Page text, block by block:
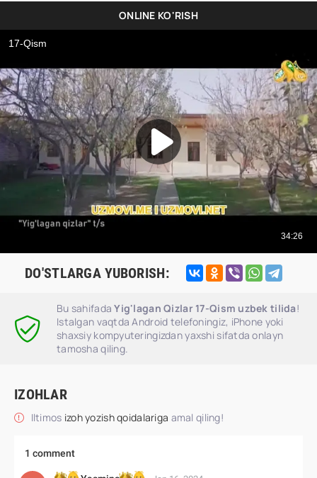
ONLINE KO'RISH
DO'STLARGA YUBORISH:
Bu sahifadaYig'lagan Qizlar 17-Qism uzbek tilida!
Istalgan vaqtda Android telefoningiz, iPhone yoki
shaxsiy kompyuteringizdan yaxshi sifatda onlayn
tamosha qiling.
IZOHLAR
Iltimos izoh yozish qoidalariga amal qiling!